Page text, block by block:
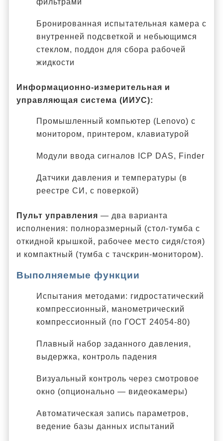
фильтрами
Бронированная испытательная камера с
внутренней подсветкой и небьющимся
стеклом, поддон для сбора рабочей
жидкости
Информационно-измерительная и
управляющая система (ИИУС):
Промышленный компьютер (Lenovo) с
монитором, принтером, клавиатурой
Модули ввода сигналов ICP DAS, Finder
Датчики давления и температуры (в
реестре СИ, с поверкой)
Пульт управления — два варианта
исполнения: полноразмерный (стол-тумба с
откидной крышкой, рабочее место сидя/стоя)
и компактный (тумба с тачскрин-монитором).
Выполняемые функции
Испытания методами: гидростатический
компрессионный, манометрический
компрессионный (по ГОСТ 24054-80)
Плавный набор заданного давления,
выдержка, контроль падения
Визуальный контроль через смотровое
окно (опционально — видеокамеры)
Автоматическая запись параметров,
ведение базы данных испытаний